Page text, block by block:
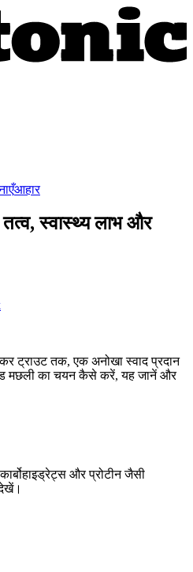
आहार
स्वास्थ्य लाभ और
ट्राउट तक, एक अनोखा स्वाद प्रदान
मछली का चयन कैसे करें, यह जानें और
और प्रोटीन जैसी